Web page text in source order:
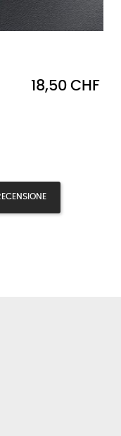
Prezzo
18,50 CHF